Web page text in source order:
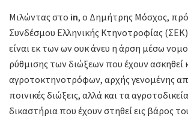
Μιλώντας στο in, ο Δημήτρης Μόσχος,
Συνδέσμου Ελληνικής Κτηνοτροφίας (ΣΕΚ),
είναι εκ των ων ουκ άνευ η άρση μέσω
ρύθμισης των διώξεων που έχουν ασκηθεί
αγροτοκτηνοτρόφων, αρχής γενομένης
ποινικές διώξεις, αλλά και τα
δικαστήρια που έχουν στηθεί εις βάρος